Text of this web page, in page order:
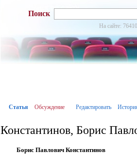
Поиск
На сайте:
Статья Обсуждение Редактировать
Константинов, Борис
Борис Павлович Константинов